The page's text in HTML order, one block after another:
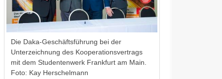
Die Daka-Geschäftsführung bei der
Unterzeichnung des Kooperationsvertrags
mit dem Studentenwerk Frankfurt am Main.
Foto: Kay Herschelmann